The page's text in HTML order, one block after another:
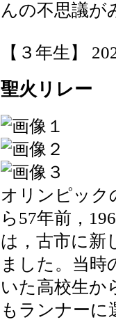
んの不思議が
【３年生】
聖火リレー
オリンピック
ら57年前，
は，古市に新
ました。当時
いた高校生か
もランナーに